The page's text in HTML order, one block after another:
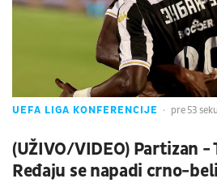
UEFA LIGA KONFERENCIJE pre 53
(UŽIVO/VIDEO) Partizan -
Ređaju se napadi crno-